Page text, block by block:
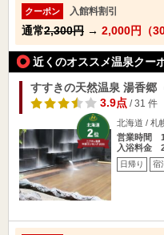
クーポン 入館料割引
通常2,300円 → 2,000円（
近くのオススメ温泉クー
すすきの天然温泉 湯香郷
3.9点/ 31 件
北海道 / 札
営業時間
入浴料金
日帰り 宿